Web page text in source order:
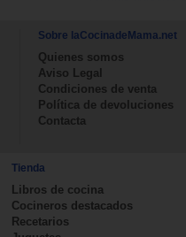
Sobre laCocinadeMama.net
Quienes somos
Aviso Legal
Condiciones de venta
Política de devoluciones
Contacta
Tienda
Libros de cocina
Cocineros destacados
Recetarios